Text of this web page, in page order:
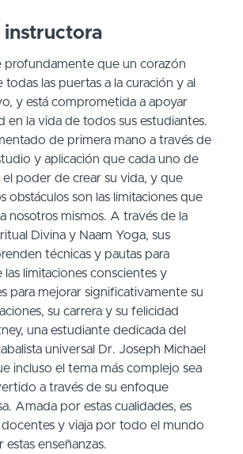
instructora
profundamente que un corazón
todas las puertas a la curación y al
y está comprometida a apoyar
en la vida de todos sus estudiantes.
de primera mano a través de
y aplicación que cada uno de
el poder de crear su vida, y que
obstáculos son las limitaciones que
nosotros mismos. A través de la
Divina y Naam Yoga, sus
técnicas y pautas para
las limitaciones conscientes y
para mejorar significativamente su
su carrera y su felicidad
una estudiante dedicada del
universal Dr. Joseph Michael
incluso el tema más complejo sea
a través de su enfoque
Amada por estas cualidades, es
y viaja por todo el mundo
enseñanzas.